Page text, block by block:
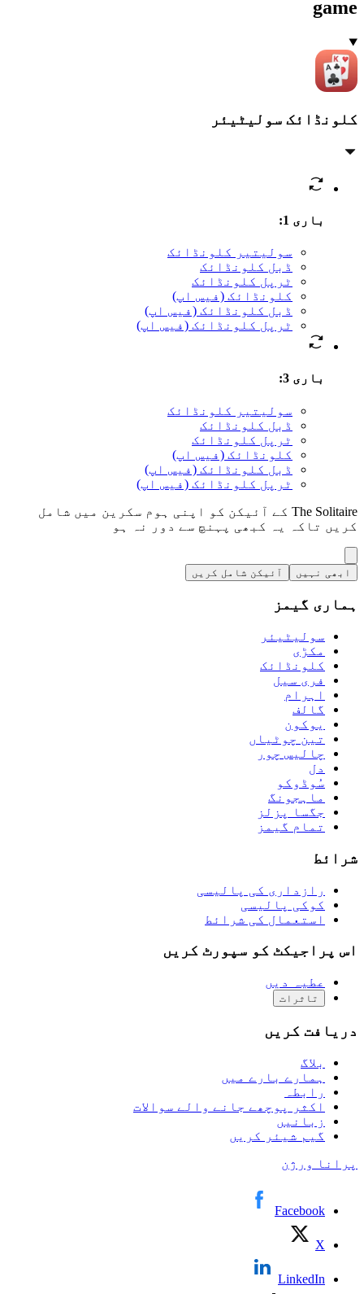
game
کلونڈائک سولیٹیئر
باری 1 :
سوليتير کلونڈائک
ڈبل کلونڈائک
ٹرپل کلونڈائک
کلونڈائک (فیس اپ)
ڈبل کلونڈائک (فیس اپ)
ٹرپل کلونڈائک (فیس اپ)
باری 3 :
سوليتير کلونڈائک
ڈبل کلونڈائک
ٹرپل کلونڈائک
کلونڈائک (فیس اپ)
ڈبل کلونڈائک (فیس اپ)
ٹرپل کلونڈائک (فیس اپ)
The Solitaire کے آئیکن کو اپنی ہوم سکرین میں شامل
کریں تاکہ یہ کبھی پہنچ سے دور نہ ہو
ابھی نہیں آئیکن شامل کریں
ہماری گیمز
سولیٹیئر
مکڑی
کلونڈائک
فری سیل
اہرام
گالف
يوكون
تین چوٹیاں
چالیس چور
دل
سُوڈوکو
ماہجونگ
جگسا پزلز
تمام گیمز
شرائط
رازداری کی پالیسی
کوکی پالیسی
استعمال کی شرائط
اس پراجیکٹ کو سپورٹ کریں
عطیہ دیں
تاثرات
دریافت کریں
بلاگ
ہمارے بارے میں
رابطہ
اکثر پوچھے جانے والے سوالات
زبانیں
گیم شیئر کریں
پرانا ورژن
Facebook
X
LinkedIn